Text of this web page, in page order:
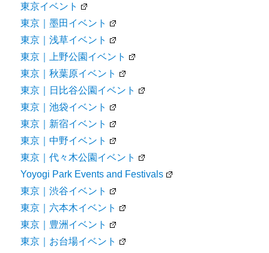
東京イベント
東京｜墨田イベント
東京｜浅草イベント
東京｜上野公園イベント
東京｜秋葉原イベント
東京｜日比谷公園イベント
東京｜池袋イベント
東京｜新宿イベント
東京｜中野イベント
東京｜代々木公園イベント
Yoyogi Park Events and Festivals
東京｜渋谷イベント
東京｜六本木イベント
東京｜豊洲イベント
東京｜お台場イベント